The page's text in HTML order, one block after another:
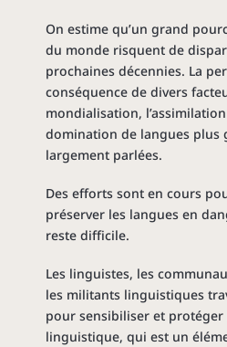
On estime qu’un grand
du monde risquent de
prochaines décennies. La
conséquence de divers
mondialisation,
domination de langues plus
largement parlées.
Des efforts sont en cours
préserver les langues en
reste difficile.
Les linguistes, les
les militants linguistiques
pour sensibiliser et protéger
linguistique, qui est un